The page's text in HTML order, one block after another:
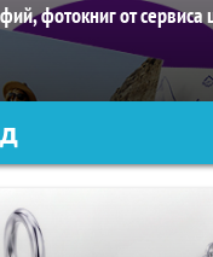
фотокниг от